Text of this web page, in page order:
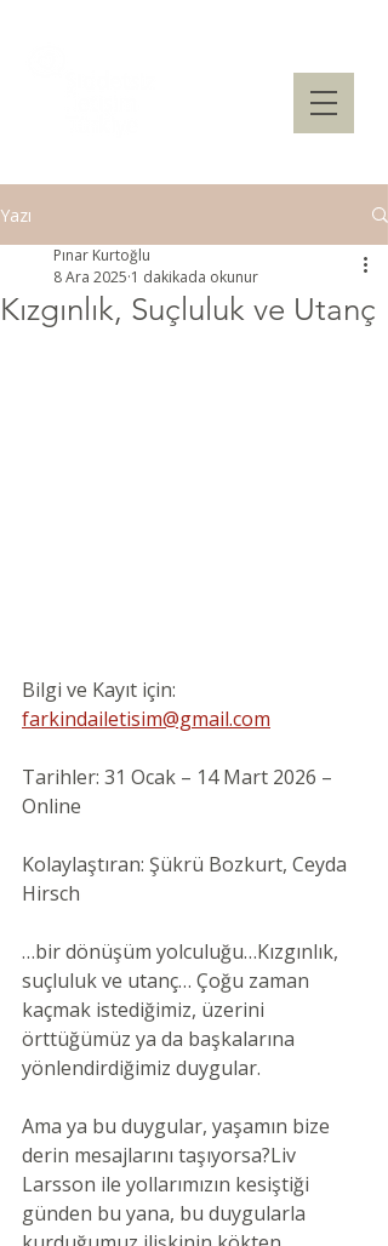
Yazı
Kızgınlık, Suçluluk ve Utanç
Pınar Kurtoğlu
8 Ara 2025 1 dakikada okunur
Bilgi ve Kayıt için:
farkindailetisim@gmail.com
Tarihler: 31 Ocak – 14 Mart 2026 –
Online
Kolaylaştıran: Şükrü Bozkurt, Ceyda
Hirsch
…bir dönüşüm yolculuğu…Kızgınlık,
suçluluk ve utanç… Çoğu zaman
kaçmak istediğimiz, üzerini
örttüğümüz ya da başkalarına
yönlendirdiğimiz duygular.
Ama ya bu duygular, yaşamın bize
derin mesajlarını taşıyorsa?Liv
Larsson ile yollarımızın kesiştiği
günden bu yana, bu duygularla